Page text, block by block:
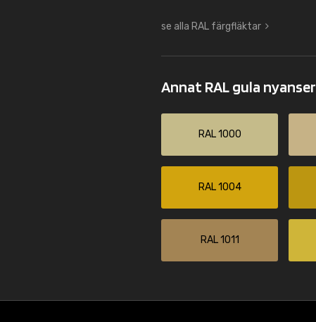
se alla RAL färgfläktar
Annat RAL gula nyanser
RAL 1000
RAL 1004
RAL 1011